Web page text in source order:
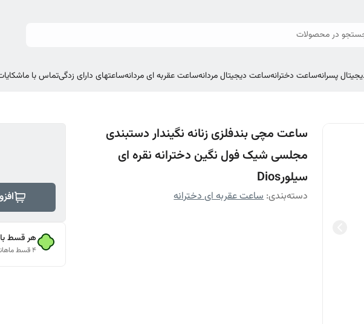
در محصولات
پسرانهساعت دخترانهساعت دیجیتال مردانهساعت عقربه ای مردانهساعتهای دارای زدگیتماس با ما
ساعت مچی بندفلزی زنانه نگیندار دستبندی
مجلسی شیک فول نگین دخترانه نقره ای
سیلورDios
دسته‌بندی:ساعت عقربه ای دخترانه
هر قسط
۴ قسط ماهانه. بدون سود، چک و ضامن.